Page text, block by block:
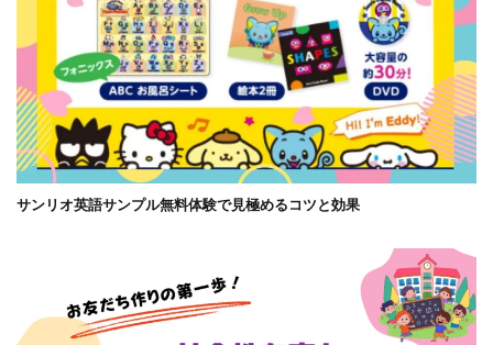
サンリオ英語サンプル無料体験で見極めるコツと効果